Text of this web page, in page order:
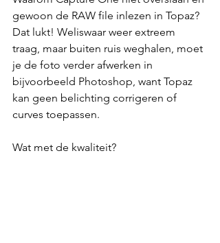
gewoon de RAW file inlezen in Topaz?
Dat lukt! Weliswaar weer extreem
traag, maar buiten ruis weghalen, moet
je de foto verder afwerken in
bijvoorbeeld Photoshop, want Topaz
kan geen belichting corrigeren of
curves toepassen.
Wat met de kwaliteit?